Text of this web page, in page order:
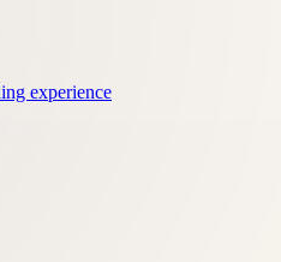
experience